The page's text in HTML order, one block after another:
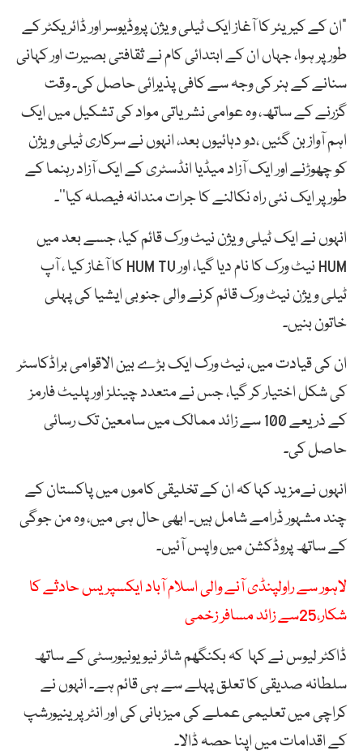
“ان کے کیریئر کا آغاز ایک ٹیلی ویژن پروڈیوسر اور ڈائریکٹر کے
طور پر ہوا، جہاں ان کے ابتدائی کام نے ثقافتی بصیرت اور کہانی
سنانے کے ہنر کی وجہ سے کافی پذیرائی حاصل کی۔ وقت
گزرنے کے ساتھ، وہ عوامی نشریاتی مواد کی تشکیل میں ایک
اہم آواز بن گئیں ،دو دہائیوں بعد، انہوں نے سرکاری ٹیلی ویژن
کو چھوڑنے اور ایک آزاد میڈیا انڈسٹری کے ایک آزاد رہنما کے
طور پر ایک نئی راہ نکالنے کا جرات مندانہ فیصلہ کیا‘‘۔
انہوں نے ایک ٹیلی ویژن نیٹ ورک قائم کیا، جسے بعد میں
HUM نیٹ ورک کا نام دیا گیا، اور HUM TV کا آغاز کیا ، آپ
ٹیلی ویژن نیٹ ورک قائم کرنے والی جنوبی ایشیا کی پہلی
خاتون بنیں۔
ان کی قیادت میں، نیٹ ورک ایک بڑے بین الاقوامی براڈکاسٹر
کی شکل اختیار کر گیا، جس نے متعدد چینلز اور پلیٹ فارمز
کے ذریعے 100 سے زائد ممالک میں سامعین تک رسائی
حاصل کی۔
انہوں نےمزید کہا کہ ان کے تخلیقی کاموں میں پاکستان کے
چند مشہور ڈرامے شامل ہیں۔ ابھی حال ہی میں، وہ من جوگی
کے ساتھ پروڈکشن میں واپس آئیں۔
لاہور سے راولپنڈی آنے والی اسلام آباد ایکسپریس حادثے کا
شکار،25سے زائد مسافر زخمی
ڈاکٹر لیوس نے کہا کہ بکنگھم شائر نیو یونیورسٹی کے ساتھ
سلطانہ صدیقی کا تعلق پہلے سے ہی قائم ہے۔ انہوں نے
کراچی میں تعلیمی عملے کی میزبانی کی اور انٹرپرینیورشپ
کے اقدامات میں اپنا حصہ ڈالا۔